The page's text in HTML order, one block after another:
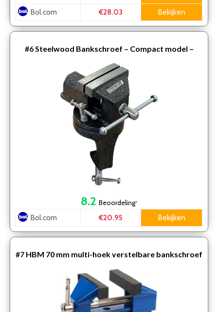
Bol.com €28.03 Bekijken
#6 Steelwood Bankschroef – Compact model –
Klembereik 0 tot 40 mm – Draaibaar
8.2 Beoordeling*
Bol.com €20.95 Bekijken
#7 HBM 70 mm multi-hoek verstelbare bankschroef
360 graden draaibaar